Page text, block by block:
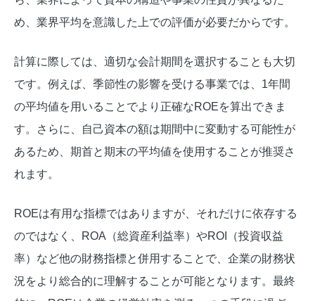
め、業界平均を意識した上での評価が必要だからです。
計算に際しては、適切な会計期間を選択することも大切
です。例えば、季節性の影響を受ける事業では、1年間
の平均値を用いることでより正確なROEを算出できま
す。さらに、自己資本の額は期間中に変動する可能性が
あるため、期首と期末の平均値を使用することが推奨さ
れます。
ROEは有用な指標ではありますが、それだけに依存する
のではなく、ROA（総資産利益率）やROI（投資収益
率）など他の財務指標と併用することで、企業の財務状
況をより総合的に理解することが可能となります。最終